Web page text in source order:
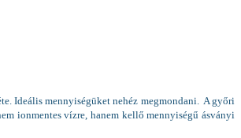
Ideális mennyiségüket nehéz megmondani. A győri
ionmentes vízre, hanem kellő mennyiségű ásványi